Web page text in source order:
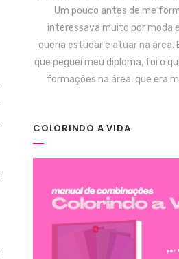
Um pouco antes de me
interessava muito por moda
queria estudar e atuar na área.
que peguei meu diploma, foi o
formações na área, que era
COLORINDO A VIDA